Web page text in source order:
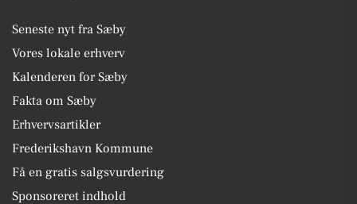
Seneste nyt fra Sæby
Vores lokale erhverv
Kalenderen for Sæby
Fakta om Sæby
Erhvervsartikler
Frederikshavn Kommune
Få en gratis salgsvurdering
Sponsoreret indhold